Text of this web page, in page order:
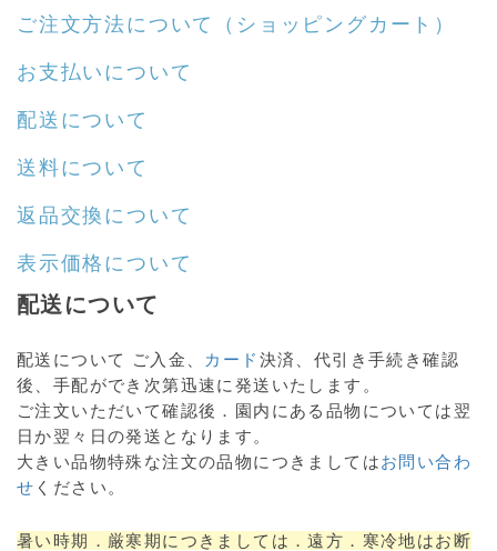
ご注文方法について （ショッピングカート）
お支払いについて
配送について
送料について
返品交換について
表示価格について
配送について
配送について ご入金、 カード 決済、代引き手続き確認
後、手配ができ次第迅速に発送いたします。
ご注文いただいて確認後．園内にある品物については翌
日か翌々日の発送となります。
大きい品物特殊な注文の品物につきましてはお問い合わ
せ ください。
暑い時期．厳寒期につきましては．遠方．寒冷地はお断